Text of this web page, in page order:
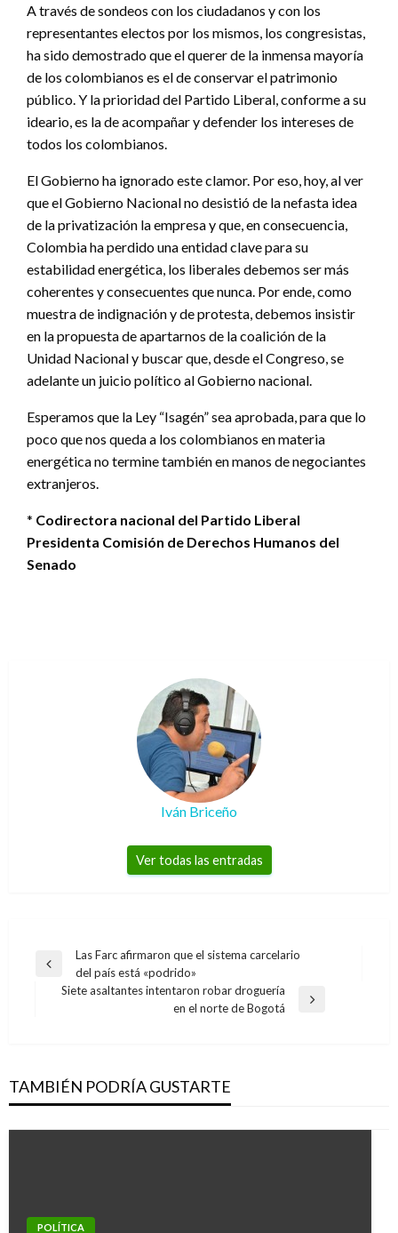
A través de sondeos con los ciudadanos y con los
representantes electos por los mismos, los congresistas,
ha sido demostrado que el querer de la inmensa mayoría
de los colombianos es el de conservar el patrimonio
público. Y la prioridad del Partido Liberal, conforme a su
ideario, es la de acompañar y defender los intereses de
todos los colombianos.
El Gobierno ha ignorado este clamor. Por eso, hoy, al ver
que el Gobierno Nacional no desistió de la nefasta idea
de la privatización la empresa y que, en consecuencia,
Colombia ha perdido una entidad clave para su
estabilidad energética, los liberales debemos ser más
coherentes y consecuentes que nunca. Por ende, como
muestra de indignación y de protesta, debemos insistir
en la propuesta de apartarnos de la coalición de la
Unidad Nacional y buscar que, desde el Congreso, se
adelante un juicio político al Gobierno nacional.
Esperamos que la Ley “Isagén” sea aprobada, para que lo
poco que nos queda a los colombianos en materia
energética no termine también en manos de negociantes
extranjeros.
* Codirectora nacional del Partido Liberal
Presidenta Comisión de Derechos Humanos del
Senado
Iván Briceño
Ver todas las entradas
Navegación
Entrada
anterior
Las Farc afirmaron que el sistema carcelario
del país está «podrido»
Siete asaltantes intentaron robar droguería
en el norte de Bogotá
TAMBIÉN PODRÍA GUSTARTE
POLÍTICA